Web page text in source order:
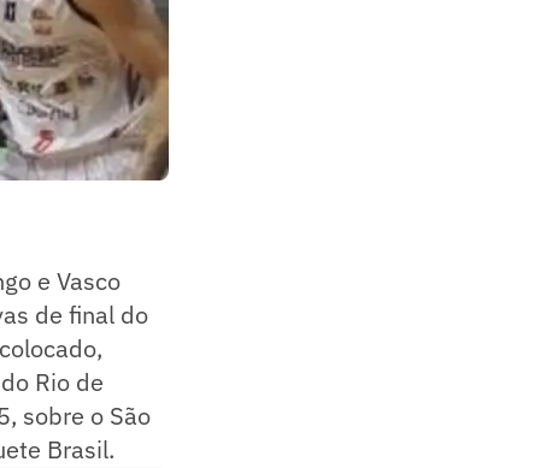
e Vasco
de final do
Rio de
sobre o São
Brasil.